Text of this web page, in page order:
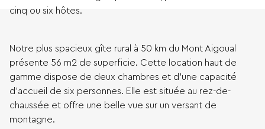
cinq ou six hôtes.
Notre plus spacieux gîte rural à 50 km du Mont Aigoual
présente 56 m2 de superficie. Cette location haut de
gamme dispose de deux chambres et d’une capacité
d’accueil de six personnes. Elle est située au rez-de-
chaussée et offre une belle vue sur un versant de
montagne.